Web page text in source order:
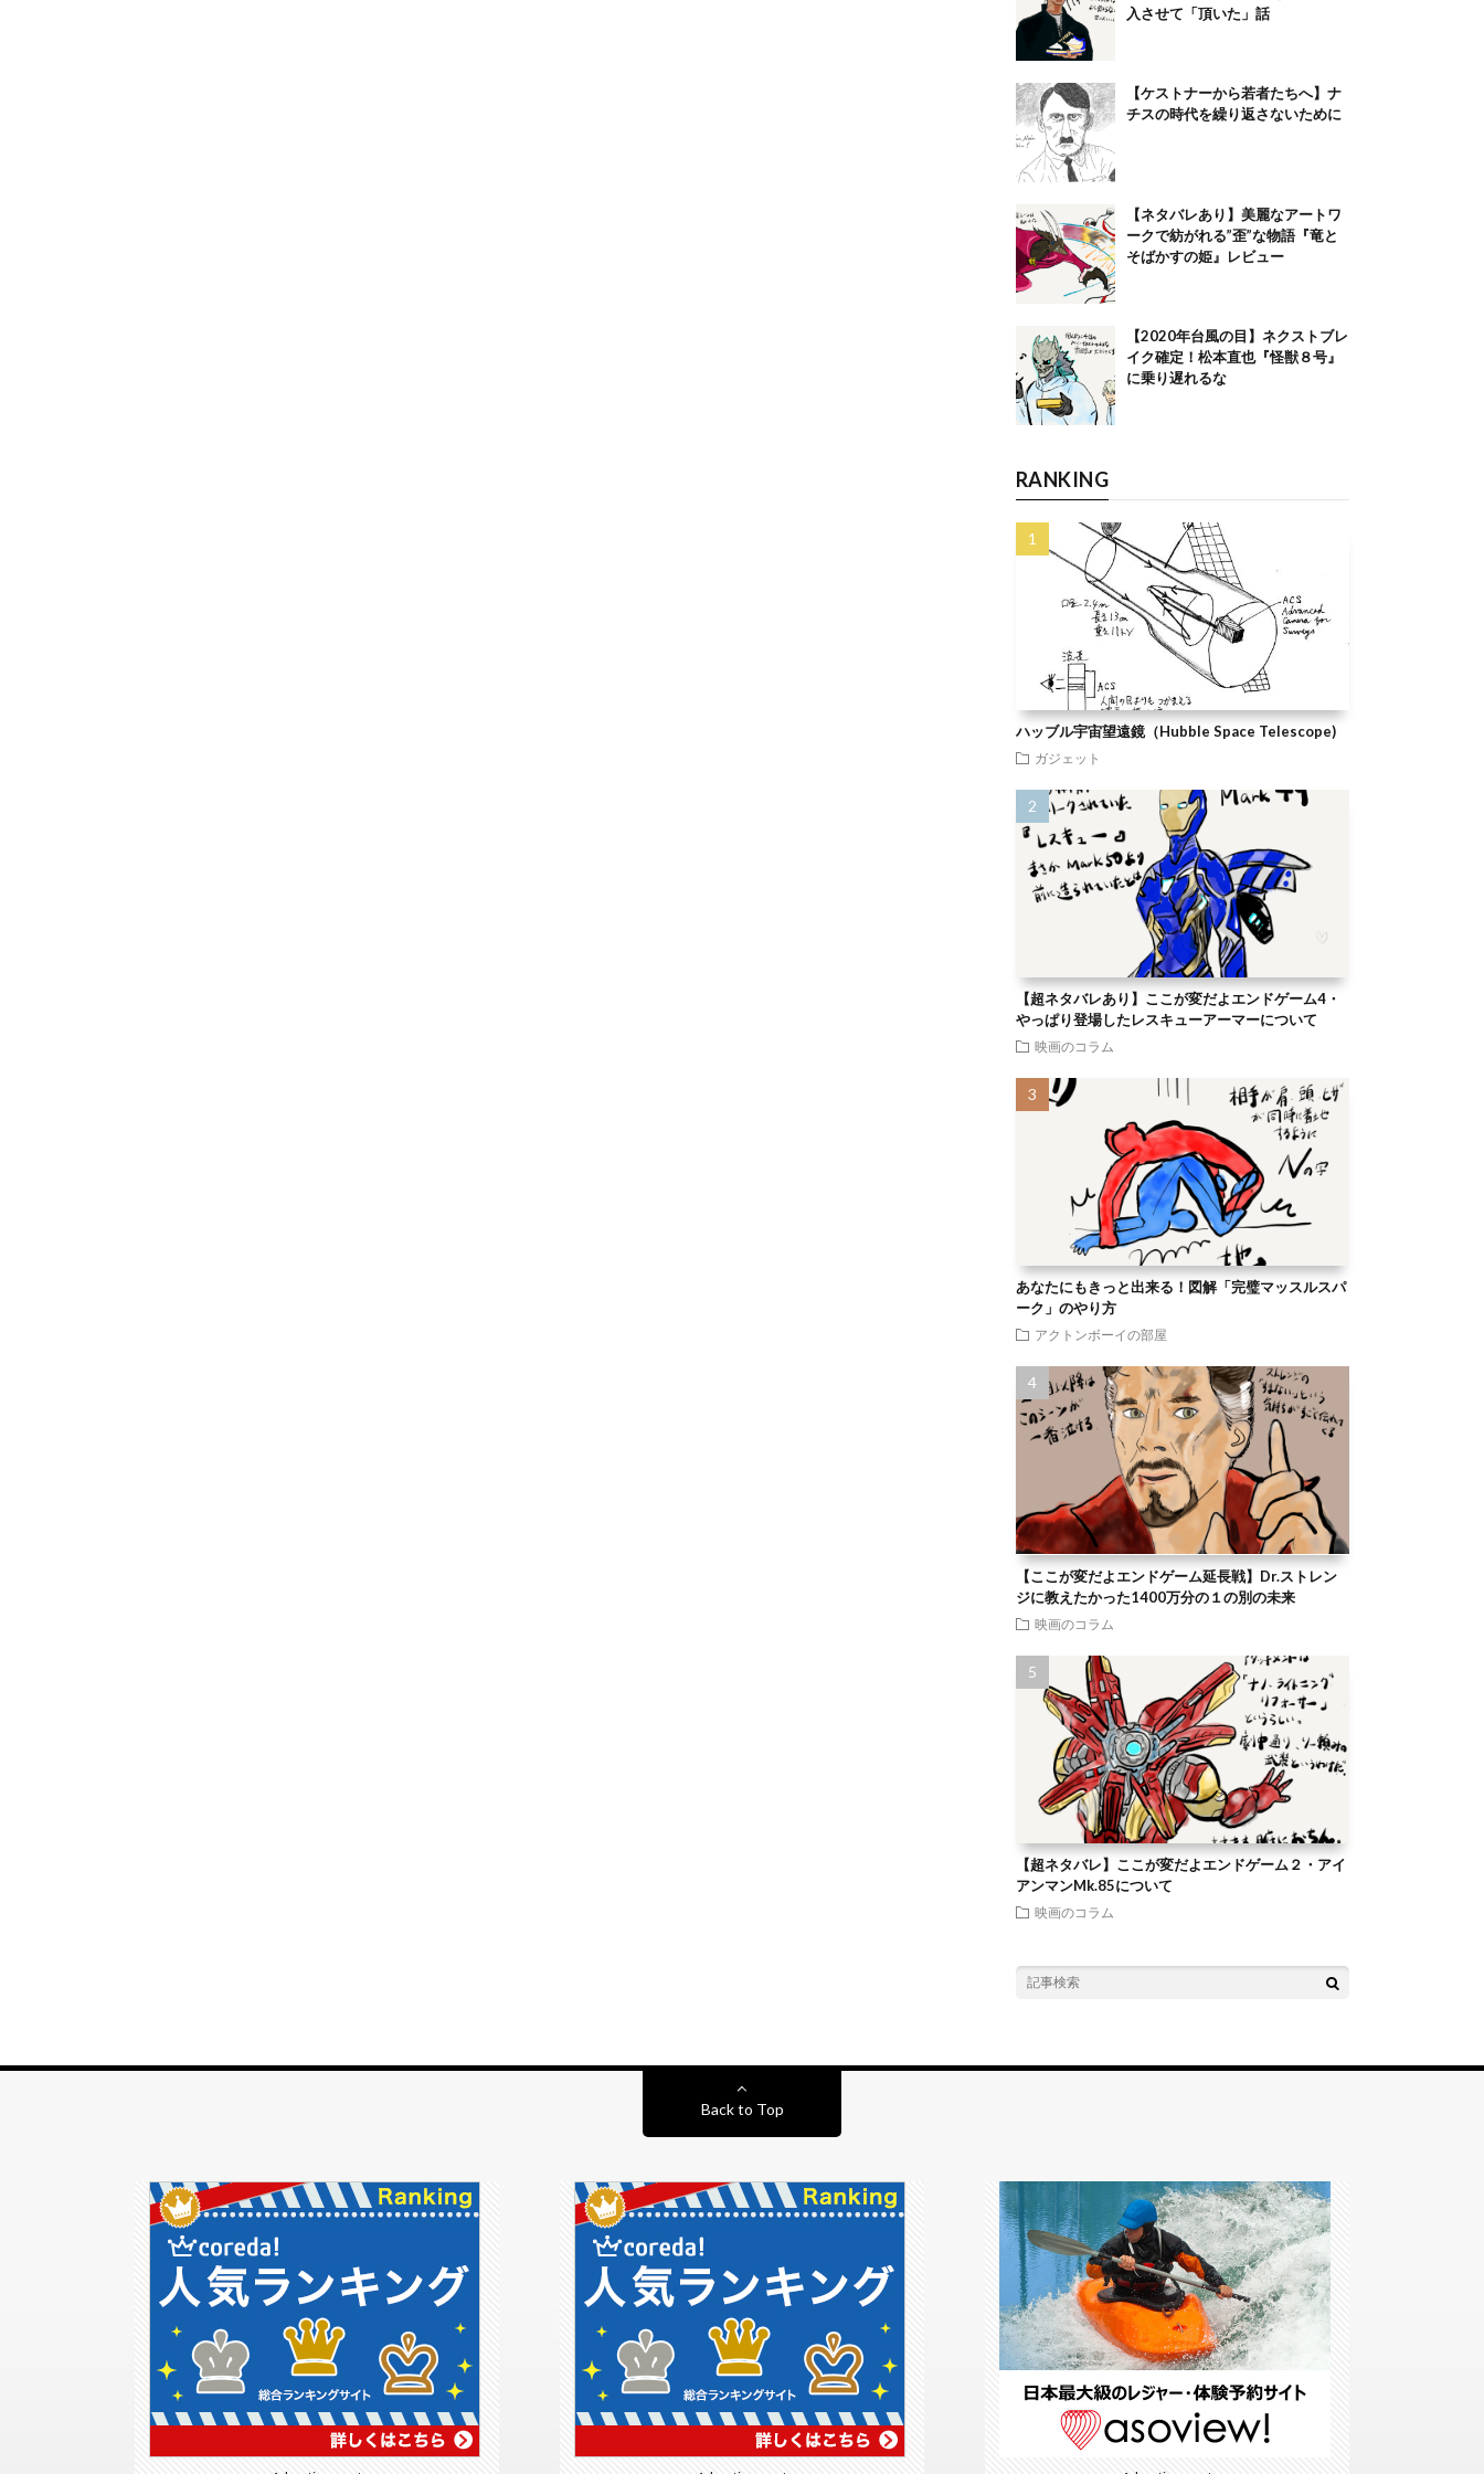
入させて「頂いた」話
【ケストナーから若者たちへ】ナ
チスの時代を繰り返さないために
【ネタバレあり】美麗なアートワ
ークで紡がれる”歪”な物語『竜と
そばかすの姫』レビュー
【2020年台風の目】ネクストブレ
イク確定！松本直也『怪獣８号』
に乗り遅れるな
RANKING
ハッブル宇宙望遠鏡（Hubble Space Telescope)
ガジェット
【超ネタバレあり】ここが変だよエンドゲーム4・
やっぱり登場したレスキューアーマーについて
映画のコラム
あなたにもきっと出来る！図解「完璧マッスルスパ
ーク」のやり方
アクトンボーイの部屋
【ここが変だよエンドゲーム延長戦】Dr.ストレン
ジに教えたかった1400万分の１の別の未来
映画のコラム
【超ネタバレ】ここが変だよエンドゲーム２・アイ
アンマンMk.85について
映画のコラム
Back to Top